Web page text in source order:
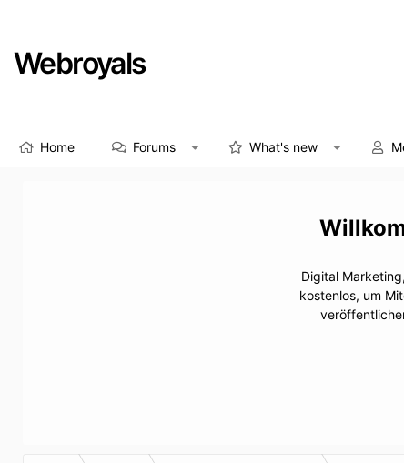
Webroyals
Home Forums What's new
Digital
kostenlos, um